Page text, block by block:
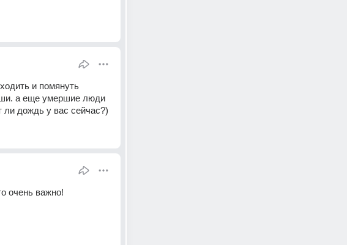
и помянуть
а еще умершие люди
ли дождь у вас сейчас?)
очень важно!